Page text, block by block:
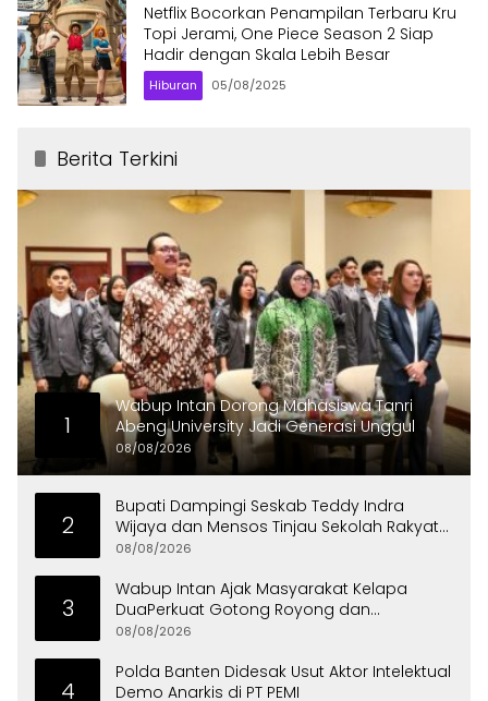
Netflix Bocorkan Penampilan Terbaru Kru
Topi Jerami, One Piece Season 2 Siap
Hadir dengan Skala Lebih Besar
Hiburan 05/08/2025
Berita Terkini
1
Wabup Intan Dorong Mahasiswa Tanri
Abeng University Jadi Generasi Unggul
08/08/2026
2
Bupati Dampingi Seskab Teddy Indra
Wijaya dan Mensos Tinjau Sekolah Rakyat
di Curug
08/08/2026
3
Wabup Intan Ajak Masyarakat Kelapa
DuaPerkuat Gotong Royong dan
Persatuan
08/08/2026
4
Polda Banten Didesak Usut Aktor Intelektual
Demo Anarkis di PT PEMI